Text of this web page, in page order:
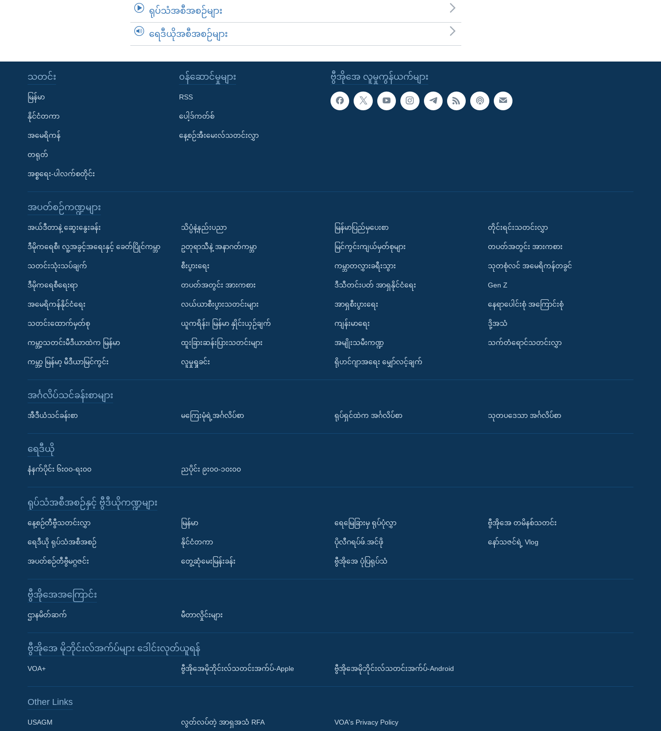
Learning English
ရုပ်သံအစီအစဉ်များ
ရေဒီယိုအစီအစဉ်များ
ဗွီအိုအေ လူမှုကွန်ယက်များ
သတင်း
မြန်မာ
နိုင်ငံတကာ
အမေရိကန်
တရုတ်
အစ္စရေး-ပါလက်စတိုင်း
၀န်ဆောင်မှုများ
RSS
ပေါ့ဒ်ကတ်စ်
နေ့စဉ်အီးမေးလ်သတင်းလွှာ
အပတ်စဉ်ကဏ္ဍများ
အယ်ဒီတာနဲ့ ဆွေးနွေးခန်း
ဒီမိုကရေစီ၊ လူ့အခွင့်အရေးနှင့် ခေတ်ပြိုင်ကမ္ဘာ
သတင်းသုံးသပ်ချက်
ဒီမိုကရေစီရေးရာ
အမေရိကန်နိုင်ငံရေး
သတင်းထောက်မှတ်စု
ကမ္ဘာ့သတင်းမီဒီယာထဲက မြန်မာ
ကမ္ဘာ့ မြန်မာ့ မီဒီယာမြင်ကွင်း
သိပ္ပံနဲ့နည်းပညာ
ဥတုရာသီနဲ့ အနာဂတ်ကမ္ဘာ
စီးပွားရေး
တပတ်အတွင်း အားကစား
လယ်ယာစီးပွားသတင်းများ
ယူကရိန်း၊ မြန်မာ နှိုင်းယှဉ်ချက်
ထူးခြားဆန်းပြားသတင်းများ
လူမှုရှုခင်း
မြန်မာပြည်မှပေးစာ
မြင်ကွင်းကျယ်မှတ်စုများ
ကမ္ဘာတလွှားခရီးသွား
ဒီသီတင်းပတ် အာရှနိုင်ငံရေး
အာရှစီးပွားရေး
ကျန်းမာရေး
အမျိုးသမီးကဏ္ဍ
ရိုဟင်ဂျာအရေး မျှော်လင့်ချက်
တိုင်းရင်းသတင်းလွှာ
တပတ်အတွင်း အားကစား
သုတစုံလင် အမေရိကန်တခွင်
Gen Z
နေရာပေါင်းစုံ အကြောင်းစုံ
ဒို့အသံ
သက်တံရောင်သတင်းလွှာ
အင်္ဂလိပ်သင်ခန်းစာများ
အီဒီယံသင်ခန်းစာ မကြေးမုံရဲ့အင်္ဂလိပ်စာ ရုပ်ရှင်ထဲက အင်္ဂလိပ်စာ သုတပဒေသာ အင်္ဂလိပ်စာ
ရေဒီယို
နံနက်ပိုင်း ၆း၀၀-ရး၀၀ ညပိုင်း ၉း၀၀-၁၀း၀၀
ရုပ်သံအစီအစဉ်နှင့် ဗွီဒီယိုကဏ္ဍများ
နေ့စဉ်တီဗွီသတင်းလွှာ
ရေဒီယို ရုပ်သံအစီအစဉ်
အပတ်စဉ်တီဗွီမဂ္ဂဇင်း
မြန်မာ
နိုင်ငံတကာ
တွေ့ဆုံမေးမြန်းခန်း
ရေမြေခြားမှ ရုပ်ပုံလွှာ
ပိုလီဂရပ်ဖ်.အင်ဖို
ဗွီအိုအေ ပုံပြရုပ်သံ
ဗွီအိုအေ တမိနစ်သတင်း
နော်သဇင်ရဲ့ Vlog
ဗွီအိုအေအကြောင်း
ဌာနမိတ်ဆက် မီတာလှိုင်းများ
ဗွီအိုအေ မိုဘိုင်းလ်အက်ပ်များ ဒေါင်းလုတ်ယူရန်
VOA+ ဗွီအိုအေမိုဘိုင်းလ်သတင်းအက်ပ်-Apple ဗွီအိုအေမိုဘိုင်းလ်သတင်းအက်ပ်-Android
Other Links
USAGM လွတ်လပ်တဲ့ အာရှအသံ RFA VOA's Privacy Policy